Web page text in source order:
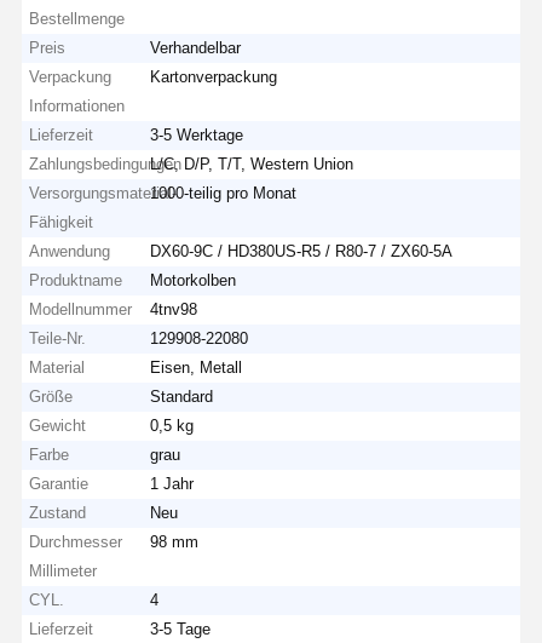
Bestellmenge
Preis
Verhandelbar
Verpackung
Informationen
Kartonverpackung
Lieferzeit
3-5 Werktage
ZahlungsbedingungenL/C, D/P, T/T, Western Union
Versorgungsmaterial-
Fähigkeit
1000-teilig pro Monat
Anwendung
DX60-9C / HD380US-R5 / R80-7 / ZX60-5A
Produktname
Motorkolben
Modellnummer
4tnv98
Teile-Nr.
129908-22080
Material
Eisen, Metall
Größe
Standard
Gewicht
0,5 kg
Farbe
grau
Garantie
1 Jahr
Zustand
Neu
Durchmesser
Millimeter
98 mm
CYL.
4
Lieferzeit
3-5 Tage